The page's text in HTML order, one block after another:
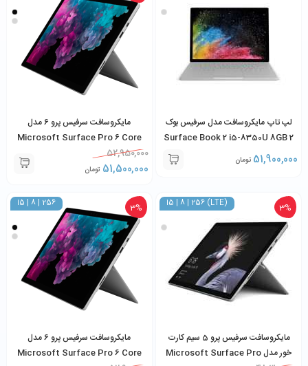
لپ تاپ مایکروسافت مدل سرفیس بوک
2 Surface Book 2 i5-8350U 8GB
RAM 256GB SSD51,900,000 تومان
مایکروسافت سرفیس پرو 6 مدل
Microsoft Surface Pro 6 Core
i5-8350U 8GB 256GB SSD
52,950,000
51,500,000 تومان
i5 | 8 | 256 (LTE) 3%
مایکروسافت سرفیس پرو 5 سیم کارت
خور مدل Microsoft Surface Pro
i5 | 8 | 256 3%
مایکروسافت سرفیس پرو 6 مدل
Microsoft Surface Pro 6 Core